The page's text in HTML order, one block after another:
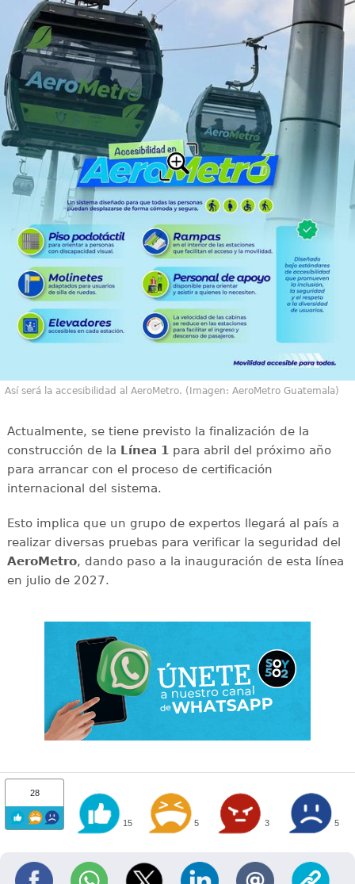
Así será la accesibilidad al AeroMetro. (Imagen: AeroMetro Guatemala)
Actualmente, se tiene previsto la finalización de la
construcción de la Línea 1para abril del próximo año
para arrancar con el proceso de certificación
internacional del sistema.
Esto implica que un grupo de expertos llegará al país a
realizar diversas pruebas para verificar la seguridad del
AeroMetro, dando paso a la inauguración de esta línea
en julio de 2027.
28
15 5 3 5